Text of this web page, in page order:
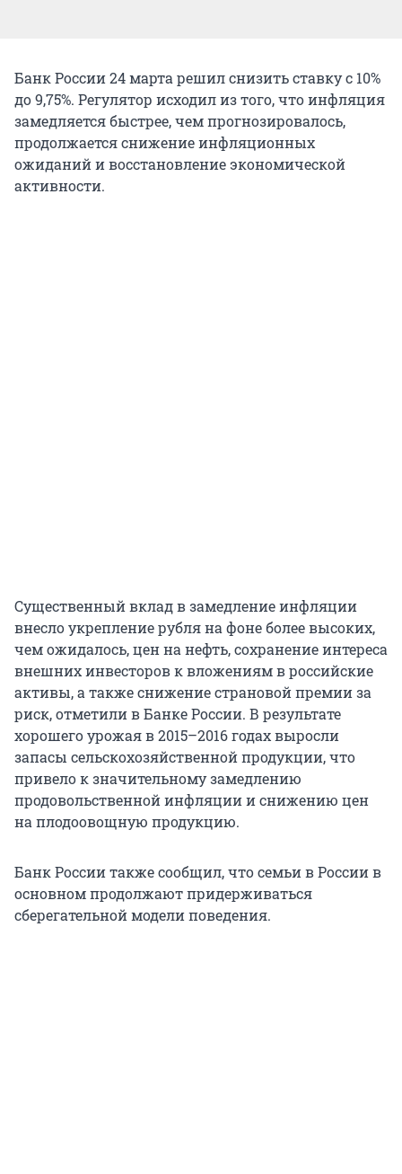
Банк России 24 марта решил снизить ставку с 10%
до 9,75%. Регулятор исходил из того, что инфляция
замедляется быстрее, чем прогнозировалось,
продолжается снижение инфляционных
ожиданий и восстановление экономической
активности.
Существенный вклад в замедление инфляции
внесло укрепление рубля на фоне более высоких,
чем ожидалось, цен на нефть, сохранение интереса
внешних инвесторов к вложениям в российские
активы, а также снижение страновой премии за
риск, отметили в Банке России. В результате
хорошего урожая в 2015–2016 годах выросли
запасы сельскохозяйственной продукции, что
привело к значительному замедлению
продовольственной инфляции и снижению цен
на плодоовощную продукцию.
Банк России также сообщил, что семьи в России в
основном продолжают придерживаться
сберегательной модели поведения.